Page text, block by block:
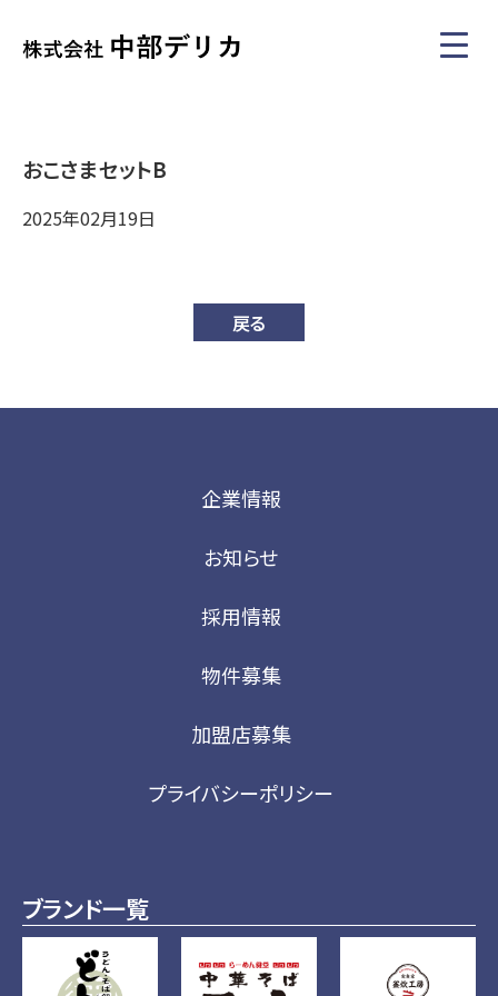
おこさまセットB
2025年02月19日
戻る
企業情報
お知らせ
採用情報
物件募集
加盟店募集
プライバシーポリシー
ブランド一覧